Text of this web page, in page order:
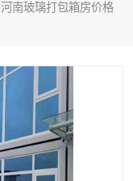
南玻璃打包箱房价格
配件